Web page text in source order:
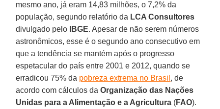
mesmo ano, já eram 14,83 milhões, o 7,2% da
população, segundo relatório da LCA Consultores
divulgado pelo
IBGE. Apesar de não serem números
astronômicos, esse é o segundo ano consecutivo em
que a tendência se mantém após o progresso
espetacular do país entre 2001 e 2012, quando se
erradicou 75% da pobreza extrema no Brasil , de
acordo com cálculos daOrganização das Nações
Unidas para a Alimentação e a Agricultura (FAO).